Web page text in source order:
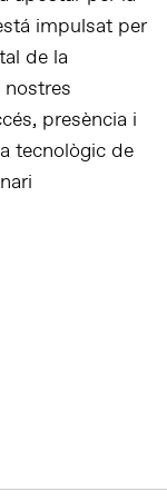
impulsat per
de la
nostres
presència i
tecnològic de